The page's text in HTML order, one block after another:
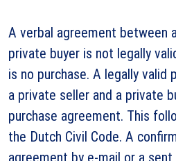
A verbal agreement between
private buyer is not legally
is no purchase. A legally valid
a private seller and a private
purchase agreement. This
the Dutch Civil Code. A
agreement by e-mail or a